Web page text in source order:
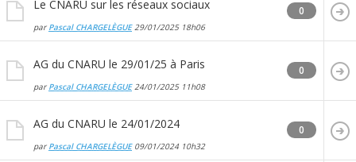
Le CNARU sur les réseaux sociaux
par Pascal CHARGELÈGUE29/01/2025 18h06
0
AG du CNARU le 29/01/25 à Paris
par Pascal CHARGELÈGUE24/01/2025 11h08
0
AG du CNARU le 24/01/2024
par Pascal CHARGELÈGUE09/01/2024 10h32
0